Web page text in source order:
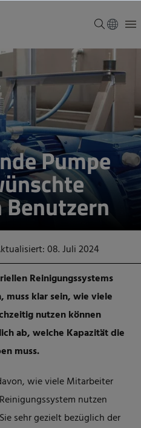
Pumpe
08. Juli 2024
Reinigungssystems
klar sein, wie viele
nutzen können
ab, welche Kapazität die
muss.
wie viele Mitarbeiter
nutzen
sehr gezielt bezüglich der